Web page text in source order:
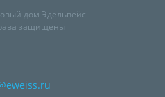
дом Эдельвейс
защищены